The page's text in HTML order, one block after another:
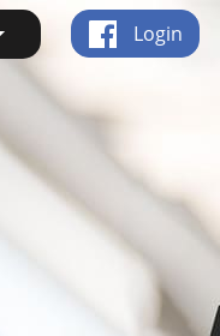
Login